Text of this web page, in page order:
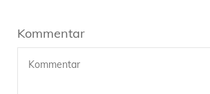
Kommentar